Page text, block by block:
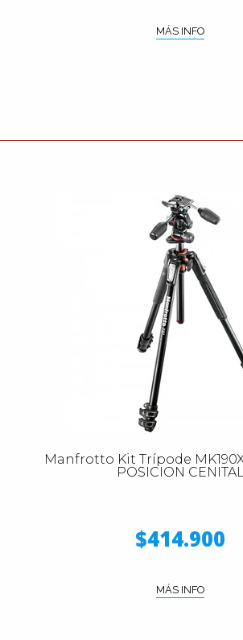
MÁS INFO
Manfrotto Kit Trípode
POSICION
$414.900
MÁS INFO